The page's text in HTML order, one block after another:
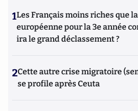
1Les Français moins riches que
européenne pour la 3e année
ira le grand déclassement ?
2Cette autre crise migratoire
se profile après Ceuta